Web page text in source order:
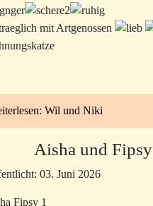
Wil und Niki
Aisha und Fipsy
03. Juni 2026